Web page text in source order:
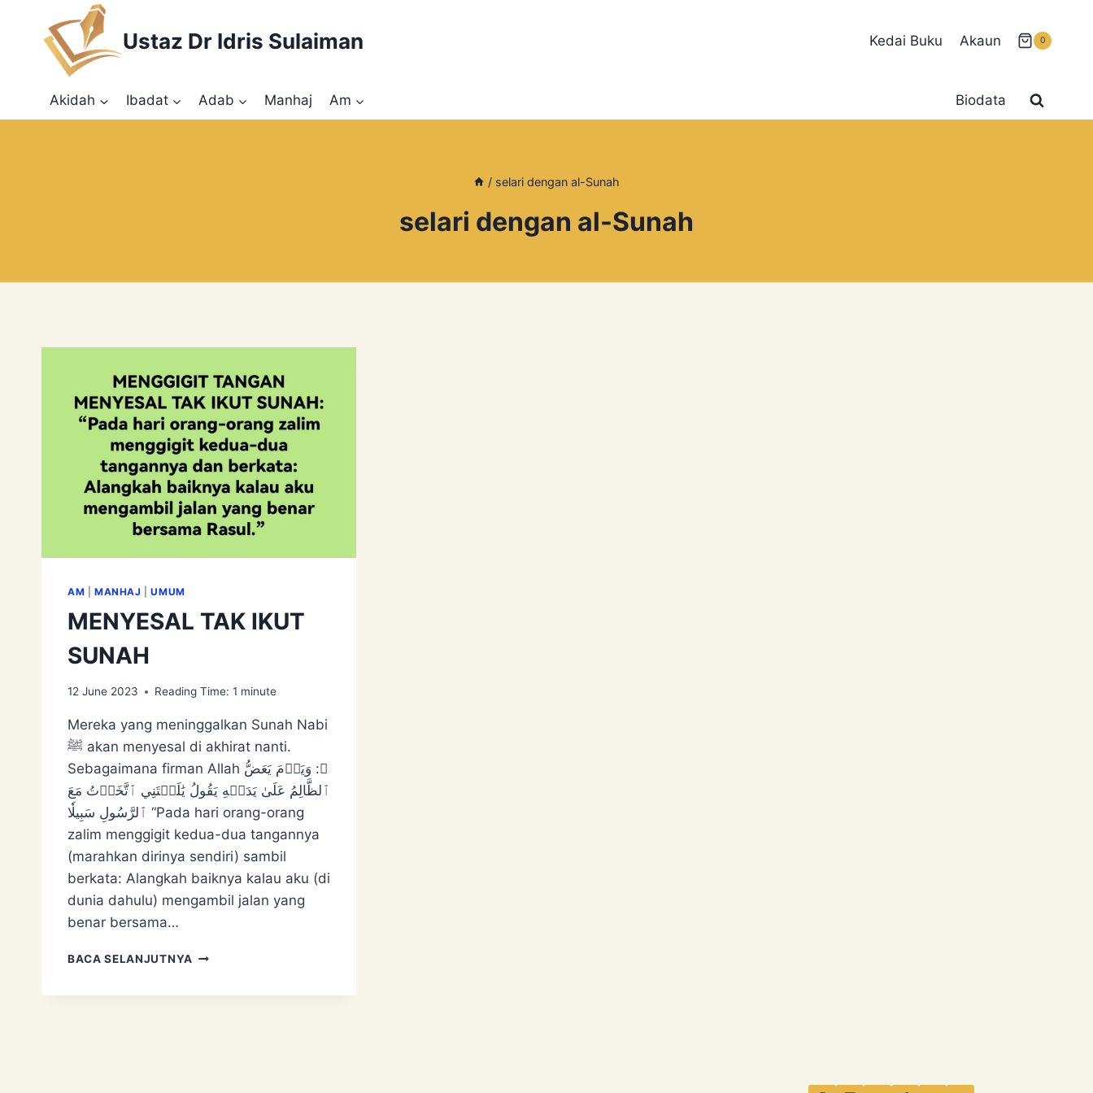
Ustaz Dr Idris Sulaiman Kedai Buku Akaun 0
Akidah Ibadat Adab Manhaj Am Biodata
/ selari dengan al-Sunah
selari dengan al-Sunah
AM MANHAJ |UMUM
MENYESAL TAK IKUT
SUNAH
12 June 2023 Reading Time: 1 minute
Mereka yang meninggalkan Sunah Nabi
ﷺ akan menyesal di akhirat nanti.
Sebagaimana firman Allah ﷻ: وَيَوۡمَ يَعَضُّ
ٱلظَّالِمُ عَلَىٰ يَدَيۡهِ يَقُولُ يَٰلَيۡتَنِي ٱتَّخَذۡتُ مَعَ
ٱلرَّسُولِ سَبِيلٗا “Pada hari orang-orang
zalim menggigit kedua-dua tangannya
(marahkan dirinya sendiri) sambil
berkata: Alangkah baiknya kalau aku (di
dunia dahulu) mengambil jalan yang
benar bersama…
BACA SELANJUTNYA MENYESAL